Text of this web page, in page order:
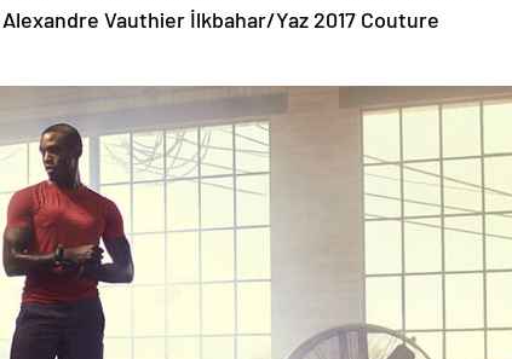
Alexandre Vauthier İlkbahar/Yaz 2017 Couture